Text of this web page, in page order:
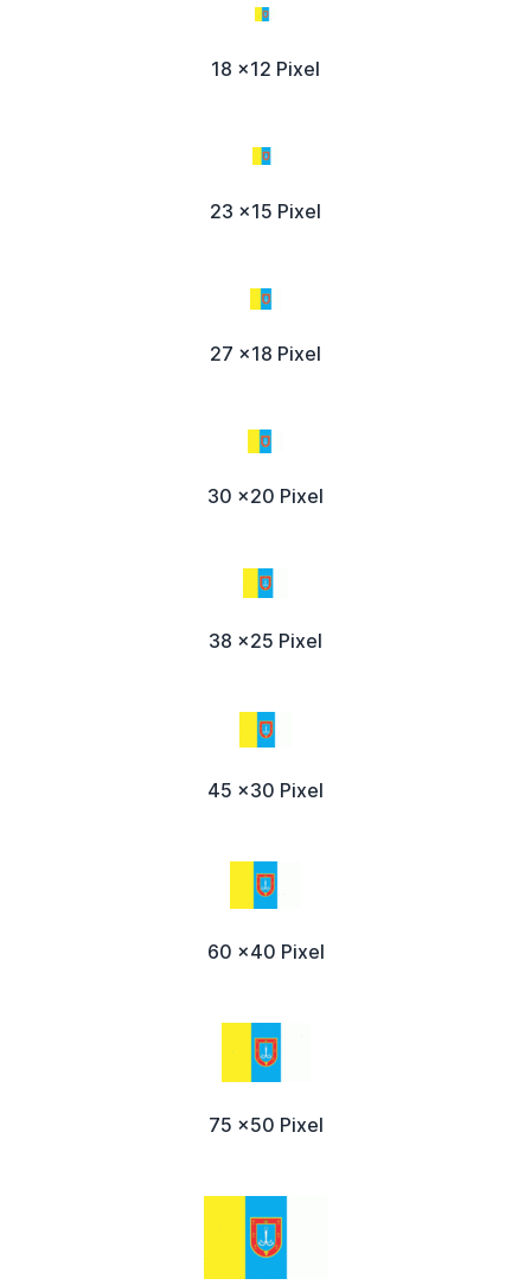
18 x12 Pixel
23 x15 Pixel
27 x18 Pixel
30 x20 Pixel
38 x25 Pixel
45 x30 Pixel
60 x40 Pixel
75 x50 Pixel